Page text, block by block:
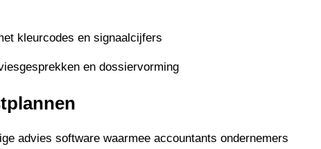
kleurcodes en signaalcijfers
en dossiervorming
advies software waarmee accountants ondernemers